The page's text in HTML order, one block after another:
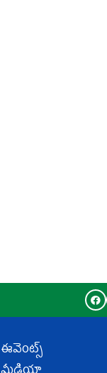
ఈవెంట్స్